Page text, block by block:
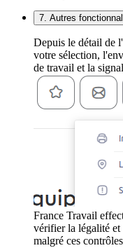
7. Autres
Depuis le détail de
votre sélection,
de travail et la
France Travail
vérifier la légalité
malgré ces